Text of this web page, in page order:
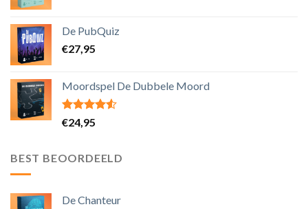
De PubQuiz
€27,95
Moordspel De Dubbele Moord
Gewaardeerd
4.25uit 5
€24,95
BEST BEOORDEELD
De Chanteur